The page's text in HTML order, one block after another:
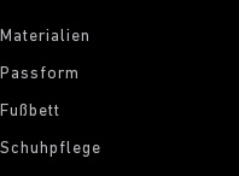
Materialien
Passform
Fußbett
Schuhpflege